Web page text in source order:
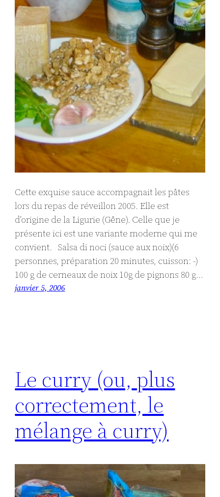
Cette exquise sauce accompagnait les pâtes
lors du repas de réveillon 2005. Elle est
d’origine de la Ligurie (Gêne). Celle que je
présente ici est une variante moderne qui me
convient. Salsa di noci (sauce aux noix)(6
personnes, préparation 20 minutes, cuisson: -)
100 g de cerneaux de noix 10g de pignons 80 g…
janvier 5, 2006
Le curry (ou, plus
correctement, le
mélange à curry)